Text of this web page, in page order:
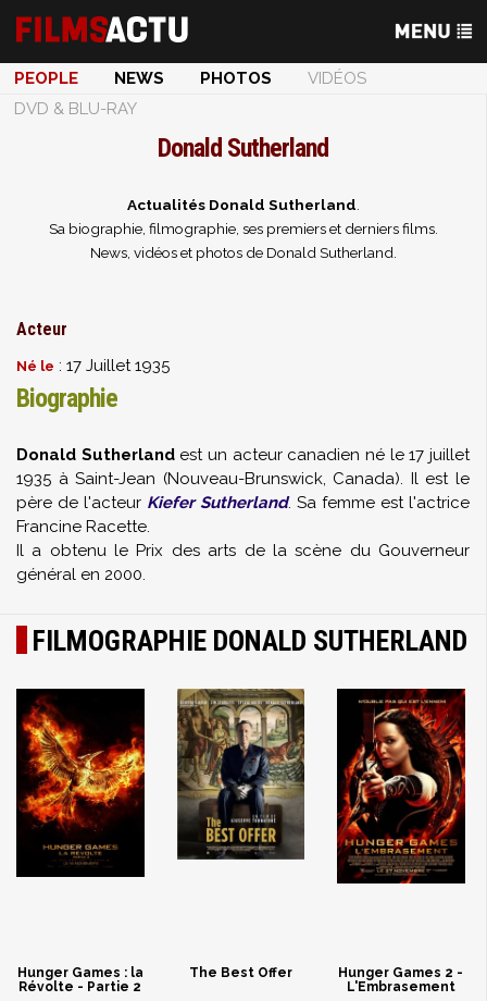
PEOPLE NEWS PHOTOS
VIDÉOS
DVD & BLU-RAY
Donald Sutherland
Actualités Donald Sutherland
Sa biographie, filmographie, ses premiers et derniers films.
News, vidéos et photos de Donald Sutherland.
Acteur
Né le : 17 Juillet 1935
Biographie
Donald Sutherlandest un acteur canadien né le 17 juillet
1935 à Saint-Jean (Nouveau-Brunswick, Canada). Il est le
père de l'acteur Kiefer Sutherland. Sa femme est l'actrice
Francine Racette.
Il a obtenu le Prix des arts de la scène du Gouverneur
général en 2000.
FILMOGRAPHIE DONALD SUTHERLAND
Hunger Games : la
Révolte - Partie 2
The Best Offer
Hunger Games 2 -
L'Embrasement